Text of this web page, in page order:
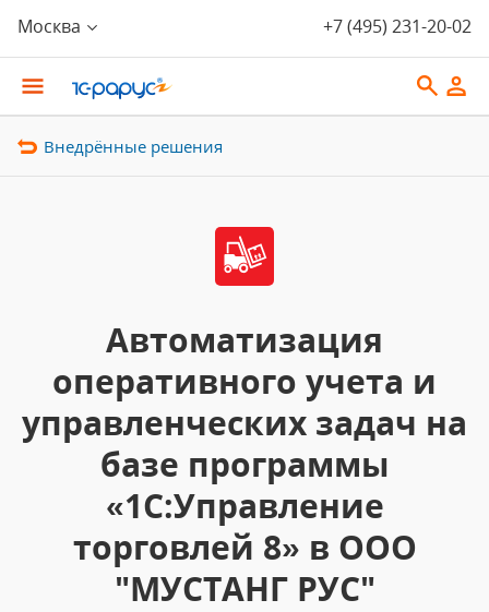
Москва +7 (495) 231-20-02
Внедрённые решения
Автоматизация
оперативного учета и
управленческих задач на
базе программы
«1С:Управление
торговлей 8» в ООО
"МУСТАНГ РУС"